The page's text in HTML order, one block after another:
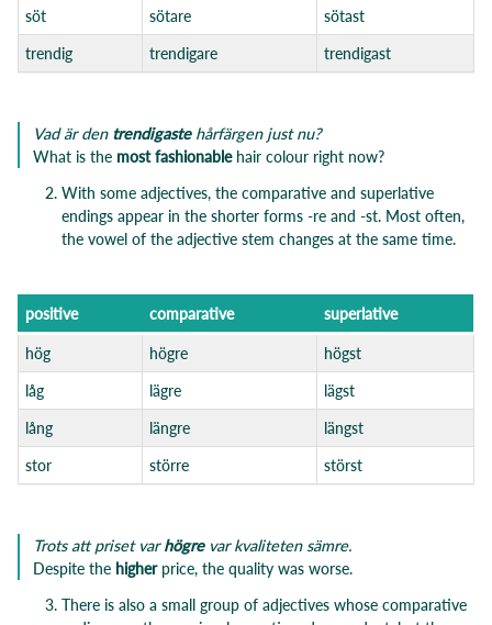
söt
sötare
sötast
trendig
trendigare trendigast
Vad är den trendigaste hårfärgen just nu?
What is the most fashionablehair colour right now?
With some adjectives, the comparative and superlative
endings appear in the shorter forms -re and -st. Most often,
the vowel of the adjective stem changes at the same time.
positive comparative superlative
hög
högre
högst
låg
lägre
lägst
lång
längre
längst
stor
större störst
Trots att priset varhögre var kvaliteten sämre.
Despite the higherprice, the quality was worse.
There is also a small group of adjectives whose comparative